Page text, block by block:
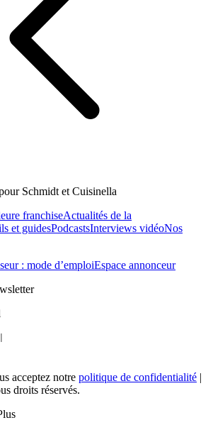
Schmidt et Cuisinella
franchiseActualités de la
et guidesPodcastsInterviews vidéoNos
: mode d’emploiEspace annonceur
acceptez notre politique de confidentialité |
droits réservés.